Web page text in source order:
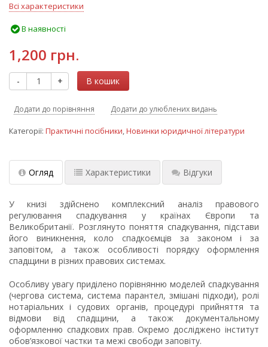
Всі характеристики
В наявності
1,200 грн.
- + В кошик
Додати до порівняння Додати до улюблених видань
Категорії: Практичні посібники,Новинки юридичної літератури
Огляд Характеристики Відгуки
У книзі здійснено комплексний аналіз правового
регулювання спадкування у країнах Європи та
Великобританії. Розглянуто поняття спадкування, підстави
його виникнення, коло спадкоємців за законом і за
заповітом, а також особливості порядку оформлення
спадщини в різних правових системах.
Особливу увагу приділено порівнянню моделей спадкування
(чергова система, система парантел, змішані підходи), ролі
нотаріальних і судових органів, процедурі прийняття та
відмови від спадщини, а також документальному
оформленню спадкових прав. Окремо досліджено інститут
обов’язкової частки та межі свободи заповіту.